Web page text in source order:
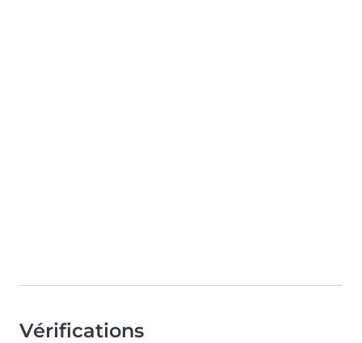
Vérifications